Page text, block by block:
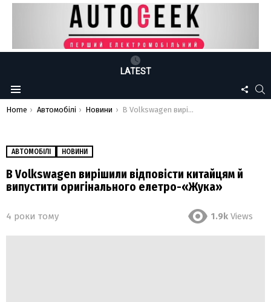
LATEST
Menu
US
You are here:
Home Автомобілі Новини В Volkswagen вирішили відповісти китайцям й випустити оригінального елетро-«Жука»
АВТОМОБІЛІ НОВИНИ
В Volkswagen вирішили відповісти китайцям й
випустити оригінального елетро-«Жука»
4 роки тому 1.9k Views